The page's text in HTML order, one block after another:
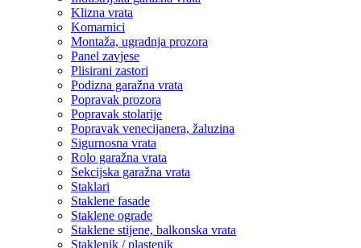
Klizna vrata
Komarnici
Montaža, ugradnja prozora
Panel zavjese
Plisirani zastori
Podizna garažna vrata
Popravak prozora
Popravak stolarije
Popravak venecijanera, žaluzina
Sigurnosna vrata
Rolo garažna vrata
Sekcijska garažna vrata
Staklari
Staklene fasade
Staklene ograde
Staklene stijene, balkonska vrata
Staklenik / plastenik